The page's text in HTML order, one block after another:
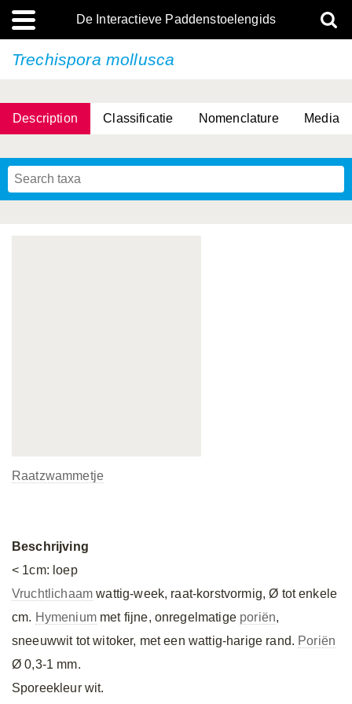
De Interactieve Paddenstoelengids
Trechispora mollusca
Description Classificatie Nomenclature Media
Raatzwammetje
Beschrijving
< 1cm: loep
Vruchtlichaam wattig-week, raat-korstvormig, Ø tot enkele
cm. Hymeniummet fijne, onregelmatige poriën,
sneeuwwit tot witoker, met een wattig-harige rand. Poriën
Ø 0,3-1 mm.
Sporeekleur wit.